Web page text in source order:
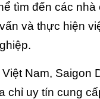
tìm đến các nhà
và thực hiện
Nam, Saigon
chỉ uy tín cung